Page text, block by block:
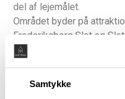
Samtykke
del af lejemålet.
Området byder på
Frederiksborg Slot og
minutters gang fra de
shoppingcentret,
gåafstand, herunder